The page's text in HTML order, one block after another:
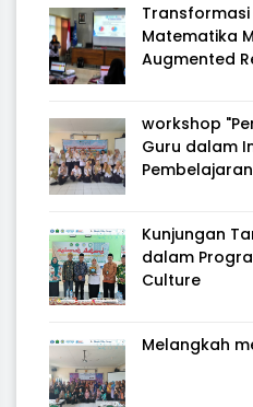
Matematika
Augmented
workshop
Guru dalam
Kunjungan
dalam
Culture
Melangkah